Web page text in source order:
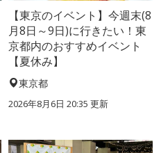
【東京のイベント】今週末(8
月8日～9日)に行きたい！東
京都内のおすすめイベント
【夏休み】
東京都
2026年8月6日 20:35 更新